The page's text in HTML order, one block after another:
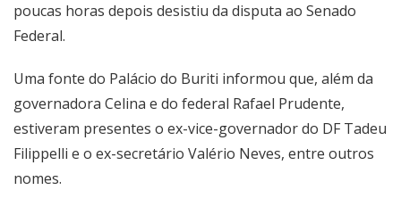
poucas horas depois desistiu da disputa ao Senado
Federal.
Uma fonte do Palácio do Buriti informou que, além da
governadora Celina e do federal Rafael Prudente,
estiveram presentes o ex-vice-governador do DF Tadeu
Filippelli e o ex-secretário Valério Neves, entre outros
nomes.